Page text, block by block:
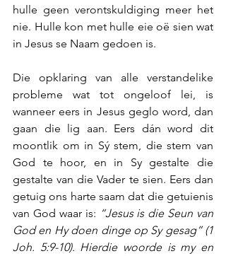
hulle geen verontskuldiging meer het
nie. Hulle kon met hulle eie oë sien wat
in Jesus se Naam gedoen is.
Die opklaring van alle verstandelike
probleme wat tot ongeloof lei, is
wanneer eers in Jesus geglo word, dan
gaan die lig aan. Eers dán word dit
moontlik om in Sý stem, die stem van
God te hoor, en in Sy gestalte die
gestalte van die Vader te sien. Eers dan
getuig ons harte saam dat die getuienis
van God waar is: “Jesus is die Seun van
God en Hy doen dinge op Sy gesag” (1
Joh. 5:9-10). Hierdie woorde is my en